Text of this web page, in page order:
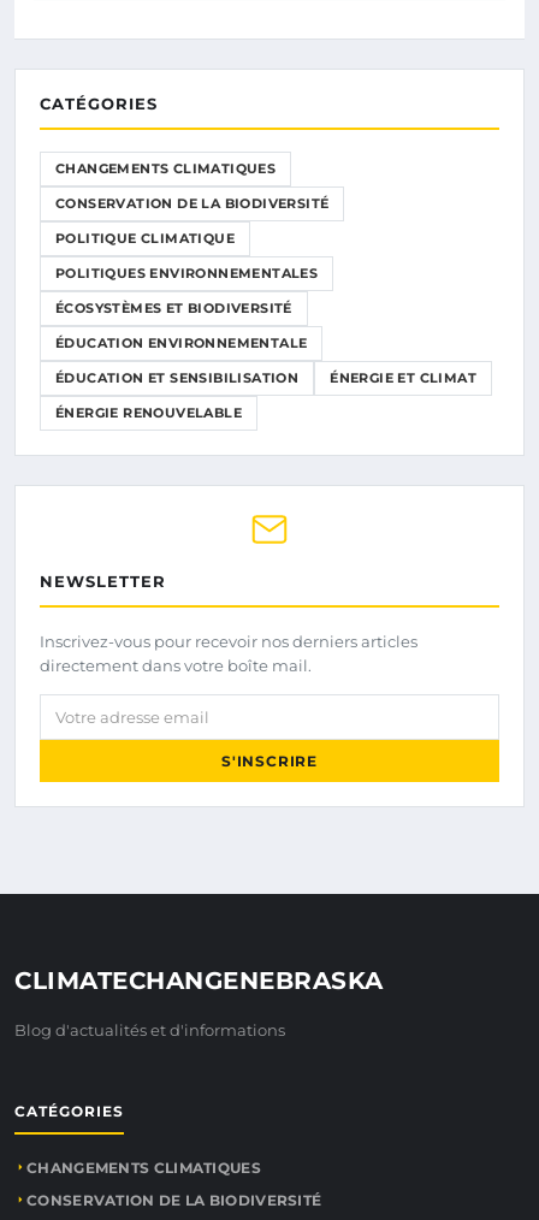
CATÉGORIES
CHANGEMENTS CLIMATIQUES
CONSERVATION DE LA BIODIVERSITÉ
POLITIQUE CLIMATIQUE
POLITIQUES ENVIRONNEMENTALES
ÉCOSYSTÈMES ET BIODIVERSITÉ
ÉDUCATION ENVIRONNEMENTALE
ÉDUCATION ET SENSIBILISATION ÉNERGIE ET CLIMAT
ÉNERGIE RENOUVELABLE
NEWSLETTER
Inscrivez-vous pour recevoir nos derniers articles
directement dans votre boîte mail.
Votre adresse email
S'INSCRIRE
CLIMATECHANGENEBRASKA
Blog d'actualités et d'informations
CATÉGORIES
CHANGEMENTS CLIMATIQUES
CONSERVATION DE LA BIODIVERSITÉ